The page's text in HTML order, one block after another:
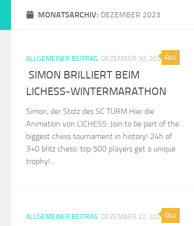
Illingen
MONATSARCHIV: DEZEMBER 2023
0
ALLGEMEINER BEITRAG DEZEMBER 30, 2023
SIMON BRILLIERT BEIM
LICHESS-WINTERMARATHON
Simon, der Stolz des SC TURM Hier die
Animation von LICHESS: Join to be part of the
biggest chess tournament in history! 24h of
3+0 blitz chess: top 500 players get a unique
trophy!...
0
ALLGEMEINER BEITRAG DEZEMBER 22, 2023